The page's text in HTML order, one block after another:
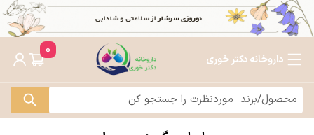
داروخانه دکتر خوری
0